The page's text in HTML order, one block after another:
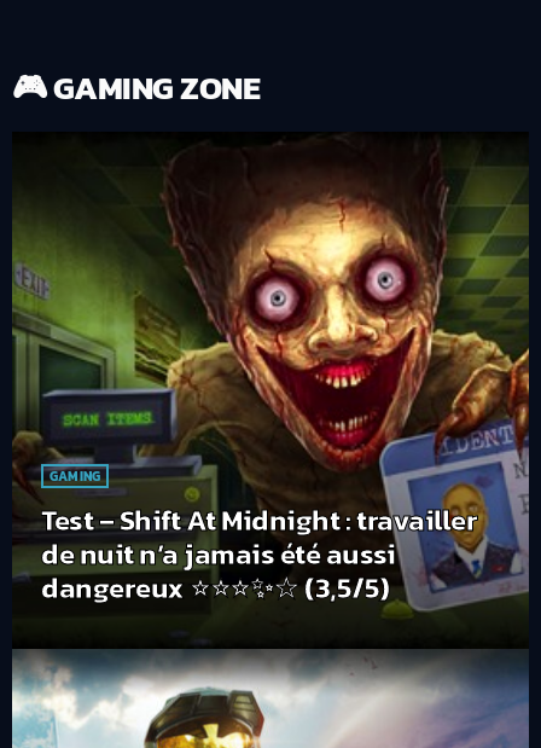
🎮 GAMING ZONE
GAMING
Test – Shift At Midnight : travailler
de nuit n’a jamais été aussi
dangereux ⭐⭐⭐✨☆ (3,5/5)